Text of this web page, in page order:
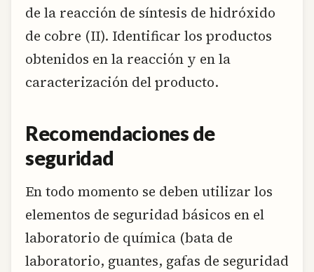
de la reacción de síntesis de hidróxido
de cobre (II). Identificar los productos
obtenidos en la reacción y en la
caracterización del producto.
Recomendaciones de
seguridad
En todo momento se deben utilizar los
elementos de seguridad básicos en el
laboratorio de química (bata de
laboratorio, guantes, gafas de seguridad